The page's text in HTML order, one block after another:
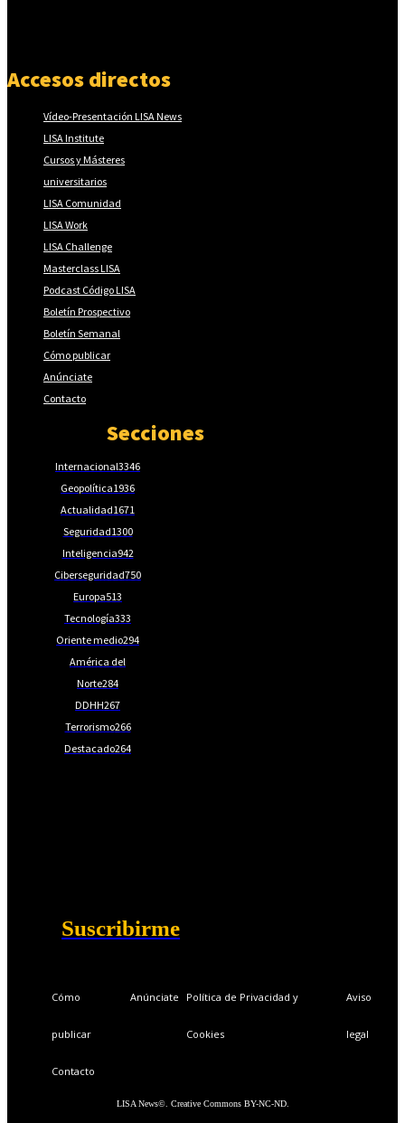
Accesos directos
Vídeo-Presentación LISA News
LISA Institute
Cursos y Másteres
universitarios
LISA Comunidad
LISA Work
LISA Challenge
Masterclass LISA
Podcast Código LISA
Boletín Prospectivo
Boletín Semanal
Cómo publicar
Anúnciate
Contacto
Secciones
Internacional3346
Geopolítica1936
Actualidad1671
Seguridad1300
Inteligencia942
Ciberseguridad750
Europa513
Tecnología333
Oriente medio294
América del
Norte284
DDHH267
Terrorismo266
Destacado264
Suscribirme
Cómo
publicar
Anúnciate Política de Privacidad y
Cookies
Aviso
legal
Contacto
LISA News©. Creative Commons BY-NC-ND.